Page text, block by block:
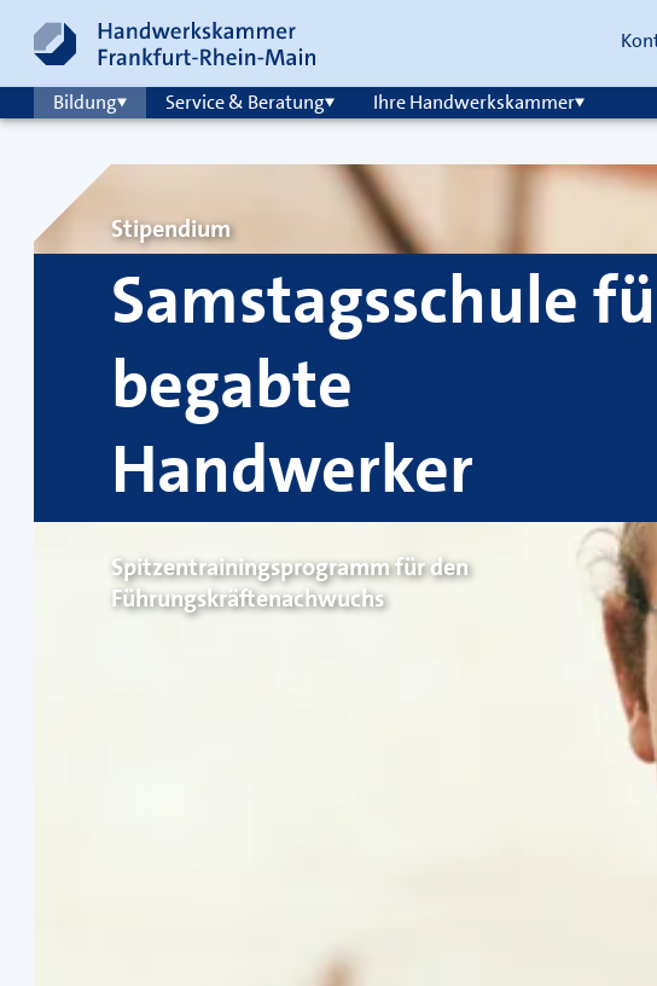
Zum Inhalt springen
Hauptnavigation
Bildung Service & Beratung Ihre Handwerkskammer
Stipendium
Samstagsschule
begabte
Handwerker
Spitzentrainingsprogramm für den
Führungskräftenachwuchs